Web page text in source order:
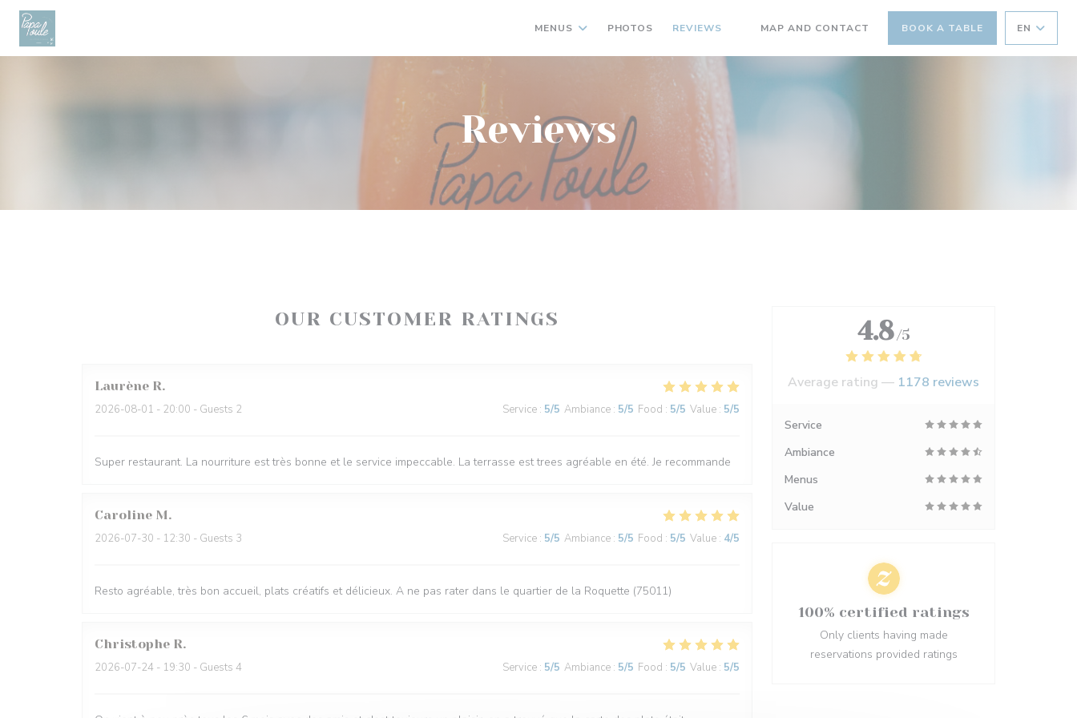
Personalizing your cookie choices
MENUS PHOTOS REVIEWS MAP AND CONTACT BOOK A TABLE EN
Reviews
OUR CUSTOMER RATINGS
Laurène R
2026-08-01 - 20:00 - Guests 2 Service : 5/5 Ambiance : 5/5 Food : 5/5 Value : 5/5
Super restaurant. La nourriture est très bonne et le service impeccable. La terrasse est trees agréable en été. Je recommande
Caroline M
2026-07-30 - 12:30 - Guests 3 Service : 5/5 Ambiance : 5/5 Food : 5/5 Value : 4/5
Resto agréable, très bon accueil, plats créatifs et délicieux. A ne pas rater dans le quartier de la Roquette (75011)
Christophe R
2026-07-24 - 19:30 - Guests 4 Service : 5/5 Ambiance : 5/5 Food : 5/5 Value : 5/5
4.8 /5
Average rating — 1178 reviews
Service
Ambiance
Menus
Value
100% certified ratings
Only clients having made
reservations provided ratings